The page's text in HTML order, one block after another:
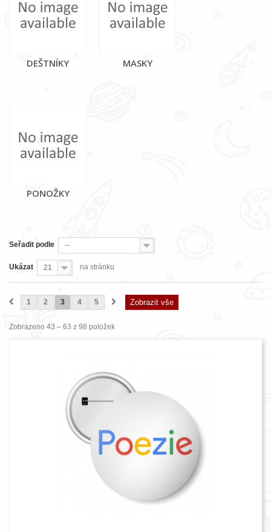
DEŠTNÍKY MASKY
PONOŽKY
Seřadit podle --
Ukázat 21 na stránku
Zobrazit vše
1 2 3 4 5
Zobrazeno 43 – 63 z 98 položek